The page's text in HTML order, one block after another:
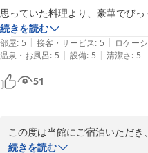
お部屋食のすき焼きにつきま
ただけたとのお言葉、大変励み
「またリピートしたい」とのお
フ一同何よりの喜びでございま
よりご満足いただけるよう努め
ご家族皆さまのまたのお越し
犬鳴山温泉 不動口館
続きを読む
部屋: 5 | 接客・サービス: 5 | ロケー
温泉・お風呂: 5 | 設備: 5 | 清潔さ: 5
51
この度は当館にご宿泊いただき
また、嬉しいご感想をお寄せい
続きを読む